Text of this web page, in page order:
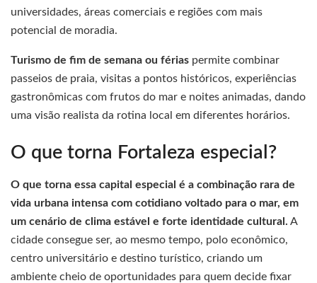
universidades, áreas comerciais e regiões com mais
potencial de moradia.
Turismo de fim de semana ou férias permite combinar
passeios de praia, visitas a pontos históricos, experiências
gastronômicas com frutos do mar e noites animadas, dando
uma visão realista da rotina local em diferentes horários.
O que torna Fortaleza especial?
O que torna essa capital especial é a combinação rara de
vida urbana intensa com cotidiano voltado para o mar, em
um cenário de clima estável e forte identidade cultural. A
cidade consegue ser, ao mesmo tempo, polo econômico,
centro universitário e destino turístico, criando um
ambiente cheio de oportunidades para quem decide fixar